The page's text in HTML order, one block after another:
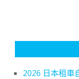
2026 日本租車